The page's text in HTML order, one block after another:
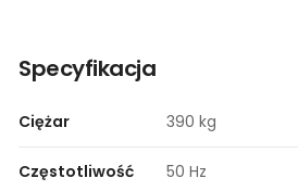
Specyfikacja
Ciężar 390 kg
Częstotliwość 50 Hz